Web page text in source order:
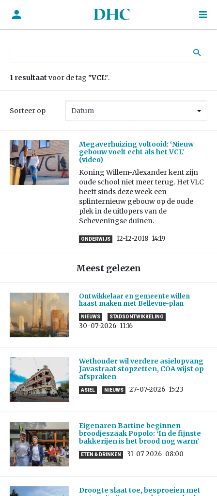
1 resultaat voor de tag "VCL".
Sorteer op
Megaverhuizing voltooid: ‘Nieuw
gebouw voelt echt als het VCL’
(video)
Koning Willem-Alexander kent zijn
oude school niet meer terug. Het VLC
heeft sinds deze week een
splinternieuw gebouw op de oude
plek in de uitlopers van de
Scheveningse duinen.
ONDERWIJS 12-12-2018 14:19
Meest gelezen
Ontwikkelaar en gemeente willen
haast maken met Bellevue-plan
NIEUWS STADSONTWIKKELING
30-07-2026 11:16
Wethouder wil verdere asielopvang
Javastraat stopzetten, COA wijst op
afspraken
ASIEL NIEUWS 27-07-2026 15:23
Eigenaren Bartine beginnen
broodjeszaak Popolo: ‘In de fijnste
bakkerijen is het brood nog warm’
ETEN & DRINKEN 31-07-2026 08:00
Droogte slaat toe, besproeien met